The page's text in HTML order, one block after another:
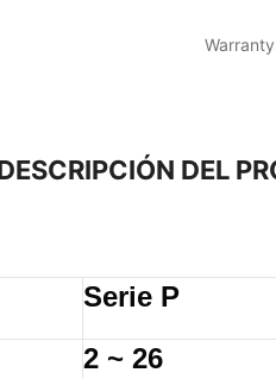
DEL
Serie P
2 ~ 26